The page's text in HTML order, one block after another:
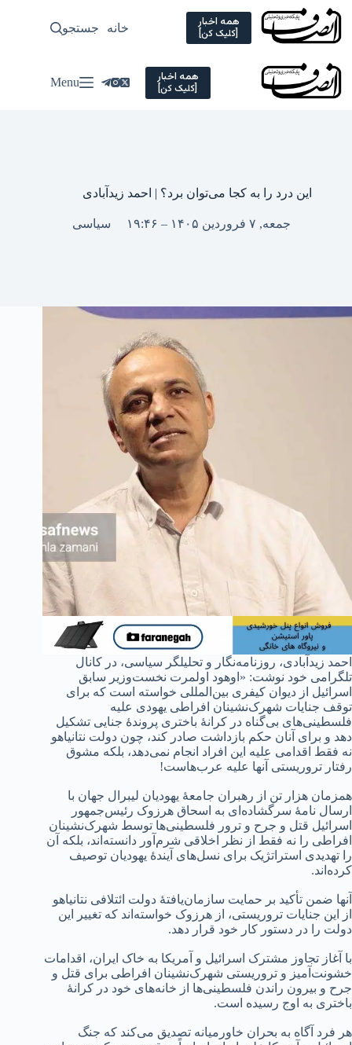
Skip
content
همه اخبار
[کلیک کن] خانه سیاسی
جستجو
همه اخبار
[کلیک کن] Menu
این درد را به کجا می‌توان برد؟ | احمد زیدآبادی
جمعه, ۷ فروردین ۱۴۰۵ – ۱۹:۴۶ سیاسی
احمد زیدآبادی، روزنامه‌نگار و تحلیلگر سیاسی، در کانال
تلگرامی خود نوشت: «اوهود اولمرت نخست‌وزیر سابق
اسرائیل از دیوان کیفری بین‌المللی خواسته است که برای
توقف جنایات شهرک‌نشینان افراطی یهودی علیه
فلسطینی‌های بی‌گناه در کرانهٔ باختری پروندهٔ جنایی تشکیل
دهد و برای آنان حکم بازداشت صادر کند، چون دولت نتانیاهو
نه فقط اقدامی علیه این افراد انجام نمی‌دهد، بلکه مشوق
رفتار تروریستی آنها علیه عرب‌هاست!
همزمان هزار تن از رهبران جامعهٔ یهودیان لیبرال جهان با
ارسال نامهٔ سرگشاده‌ای به اسحاق هرزوک رئیس‌جمهور
اسرائیل قتل و جرح و ترور فلسطینی‌ها توسط شهرک‌نشینان
افراطی را نه فقط از نظر اخلاقی شرم‌آور دانسته‌اند، بلکه آن
را تهدیدی استراتژیک برای نسل‌های آیندهٔ یهودیان توصیف
کرده‌اند.
آنها ضمن تأکید بر حمایت سازمان‌یافتهٔ دولت ائتلافی نتانیاهو
از این جنایات تروریستی، از هرزوک خواسته‌اند که تغییر این
دولت را در دستور کار خود قرار دهد.
با آغاز تجاوز مشترک اسرائیل و آمریکا به خاک ایران، اقدامات
خشونت‌آمیز و تروریستی شهرک‌نشینان افراطی برای قتل و
جرح و بیرون راندن فلسطینی‌ها از خانه‌های خود در کرانهٔ
باختری به اوج رسیده است.
هر فرد آگاه به بحران خاورمیانه تصدیق می‌کند که جنگ